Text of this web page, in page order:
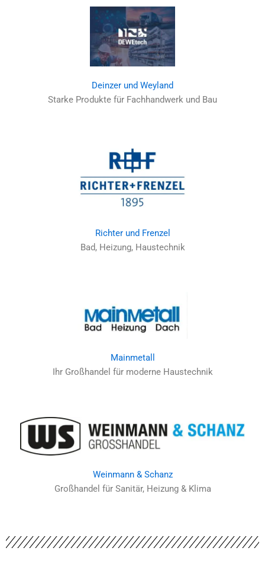
Deinzer und Weyland
Starke Produkte für Fachhandwerk und Bau
Richter und Frenzel
Bad, Heizung, Haustechnik
Mainmetall
Ihr Großhandel für moderne Haustechnik
Weinmann & Schanz
Großhandel für Sanitär, Heizung & Klima